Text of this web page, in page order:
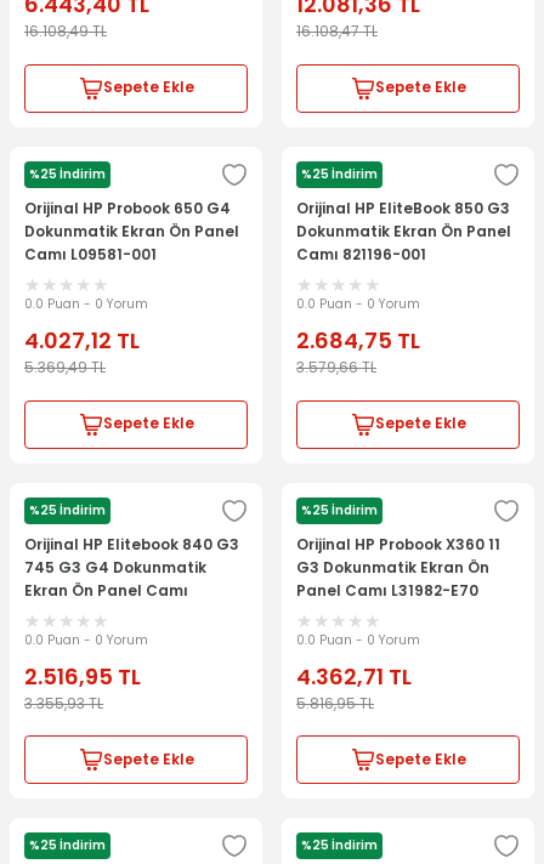
16.108,49TL
Sepete Ekle
16.108,47TL
Sepete Ekle
%25 İndirim
HP
Orijinal HP Probook 650 G4
Dokunmatik Ekran Ön Panel
Camı L09581-001
0.0 Puan - 0 Yorum
4.027,12 TL
5.369,49TL
Sepete Ekle
%25 İndirim
HP
Orijinal HP EliteBook 850 G3
Dokunmatik Ekran Ön Panel
Camı 821196-001
6070B0882801
0.0 Puan - 0 Yorum
2.684,75 TL
3.579,66TL
Sepete Ekle
%25 İndirim
HP
Orijinal HP Elitebook 840 G3
745 G3 G4 Dokunmatik
Ekran Ön Panel Camı
6070B0882401
0.0 Puan - 0 Yorum
2.516,95 TL
3.355,93TL
Sepete Ekle
%25 İndirim
HP
Orijinal HP Probook X360 11
G3 Dokunmatik Ekran Ön
Panel Camı L31982-E70
0.0 Puan - 0 Yorum
4.362,71 TL
5.816,95TL
Sepete Ekle
%25 İndirim
HP %25 İndirim
HP